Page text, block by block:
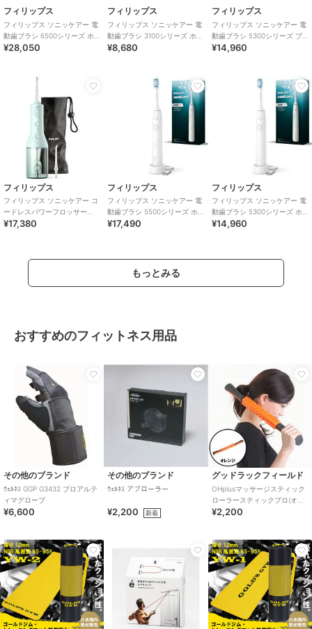
フィリップス
フィリップス ソニッケアー 電
動歯ブラシ 6500シリーズ ホ
ワイト
¥28,050
フィリップス
フィリップス ソニッケアー 電
動歯ブラシ 3100シリーズ ホワ
イト
¥8,680
フィリップス
フィリップス ソニッケアー 電
動歯ブラシ 5300シリーズ ブ
ラック
¥14,960
フィリップス
フィリップス ソニッケアー コ
ードレスパワーフロッサー
3000 ミント
¥17,380
フィリップス
フィリップス ソニッケアー 電
動歯ブラシ 5500シリーズ ホ
ワイト
¥17,490
フィリップス
フィリップス ソニッケアー 電
動歯ブラシ 5300シリーズ ホ
ワイト
¥14,960
もっとみる
おすすめのフィットネス用品
その他のブランド
ｳｪﾙﾈｽ GGP G3432 プロアルテ
ィマグローブ
¥6,600
その他のブランド
ｳｪﾙﾈｽ アブローラー
¥2,200 新着
グッドラックフィールド
OHplusマッサージスティック
ローラースティックプロ(オレ
ンジ)
¥2,200